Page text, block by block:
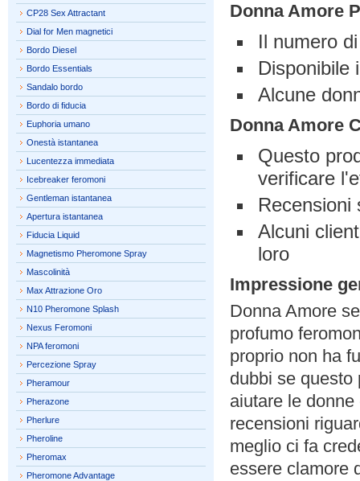
Donna Amore
Il numero
Disponibile
Alcune
Donna Amore
Questo
verificare
Recensioni
Alcuni
loro
Impressione
Donna Amore
profumo
proprio non ha
dubbi se questo
aiutare le
recensioni
meglio ci fa
essere clamore
CP28 Sex Attractant
Dial for Men magnetici
Bordo Diesel
Bordo Essentials
Sandalo bordo
Bordo di fiducia
Euphoria umano
Onestà istantanea
Lucentezza immediata
Icebreaker feromoni
Gentleman istantanea
Apertura istantanea
Fiducia Liquid
Magnetismo Pheromone Spray
Mascolinità
Max Attrazione Oro
N10 Pheromone Splash
Nexus Feromoni
NPA feromoni
Percezione Spray
Pheramour
Pherazone
Pherlure
Pheroline
Pheromax
Pheromone Advantage